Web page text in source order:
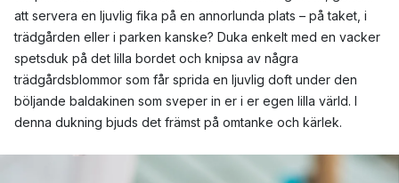
att servera en ljuvlig fika på en annorlunda plats – på taket, i
trädgården eller i parken kanske? Duka enkelt med en vacker
spetsduk på det lilla bordet och knipsa av några
trädgårdsblommor som får sprida en ljuvlig doft under den
böljande baldakinen som sveper in er i er egen lilla värld. I
denna dukning bjuds det främst på omtanke och kärlek.